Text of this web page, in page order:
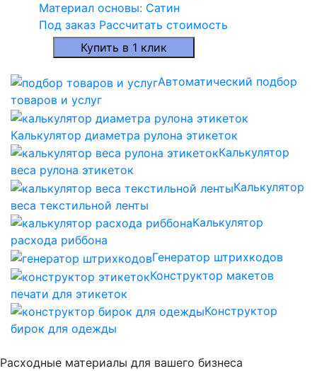
Материал основы: Сатин
Под заказ Рассчитать стоимость
Купить в 1 клик
Автоматический подбор
товаров и услуг
Калькулятор диаметра рулона этикеток
Калькулятор
веса рулона этикеток
Калькулятор
веса текстильной ленты
Калькулятор
расхода риббона
Генератор штрихкодов
Конструктор макетов
печати для этикеток
Конструктор
бирок для одежды
Расходные материалы для вашего бизнеса